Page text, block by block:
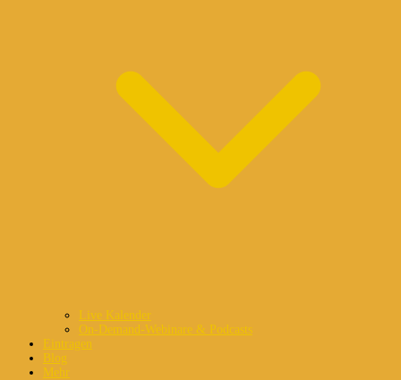
Live Kalender
On-Demand-Webinare & Podcasts
Eintragen
Blog
Mehr